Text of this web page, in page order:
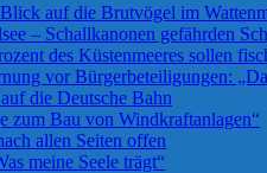
auf die Brutvögel im
– Schallkanonen gefährden
des Küstenmeeres sollen
vor Bürgerbeteiligungen:
die Deutsche Bahn
zum Bau von Windkraftanlagen“
allen Seiten offen
meine Seele trägt“